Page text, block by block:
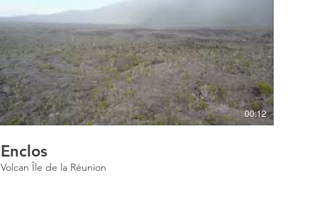
00:12
Enclos
Volcan Île de la Réunion